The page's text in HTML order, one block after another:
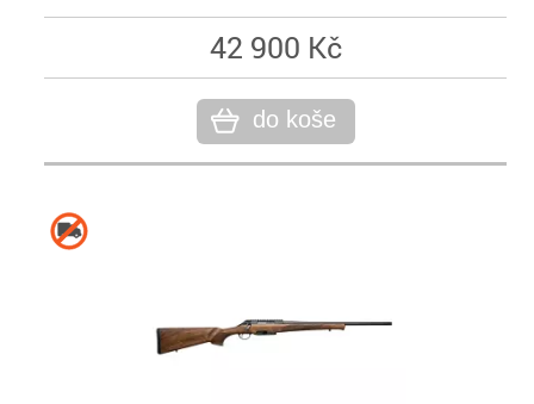
42 900 Kč
do koše